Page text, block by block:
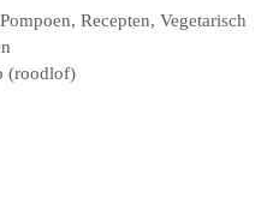
Pompoen,Recepten,Vegetarisch
(roodlof)